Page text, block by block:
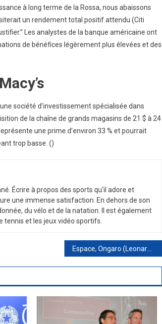
à long terme de la Rossa, nous abaissons
un rendement total positif attendu (Citi
Les analystes de la banque américaine ont
de bénéfices légèrement plus élevées et des
une société d’investissement spécialisée dans
de la chaîne de grands magasins de 21 $ à 24
une prime d’environ 33 % et pourrait
trop basse. ()
né Écrire à propos des sports qu‘il adore et
une immense satisfaction En dehors de son
née, du vé lo etde la natation estégal ement
tennis et les jeuxvidéo sportifs
Espace, Ongaro (Leonardo) : EU Iris 2 sera en concurrence avec les satellites SpaceX d’Elon Musk. Premiers contrats d’ici la fin de l’année.